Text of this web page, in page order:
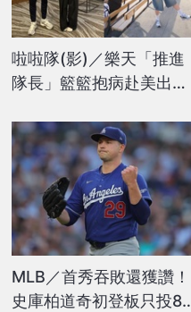
啦啦隊(影)／樂天「推進
隊長」籃籃抱病赴美出任
「家鄉味」
MLB／首秀吞敗還獲讚！
史庫柏道奇初登板只投85